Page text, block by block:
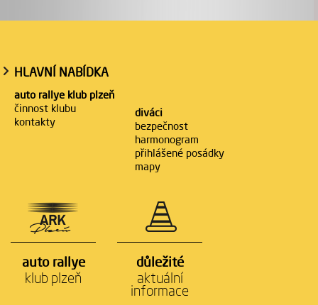
HLAVNÍ NABÍDKA
auto rallye klub plzeň
činnost klubu
kontakty
diváci
bezpečnost
harmonogram
přihlášené posádky
mapy
auto rallye
klub plzeň
důležité
aktuální
informace